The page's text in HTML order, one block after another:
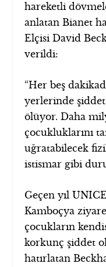
hareketli
anlatan Bianet
Elçisi David
verildi:
“Her beş
yerlerinde
ölüyor. Daha
çocukluklarını
uğratabilecek
istismar gibi
Geçen yıl
Kamboçya
çocukların
korkunç şiddet
hatırlatan